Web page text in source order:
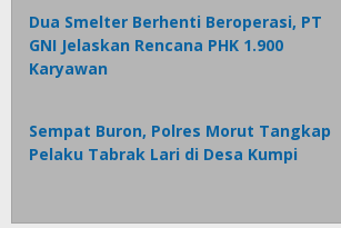
Dua Smelter Berhenti Beroperasi, PT
GNI Jelaskan Rencana PHK 1.900
Karyawan
Sempat Buron, Polres Morut Tangkap
Pelaku Tabrak Lari di Desa Kumpi